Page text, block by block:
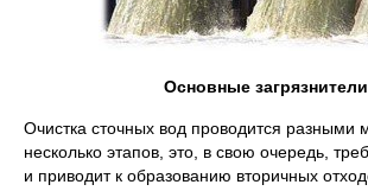
Основные загрязнители
Очистка сточных вод проводится разными
несколько этапов, это, в свою очередь,
и приводит к образованию вторичных